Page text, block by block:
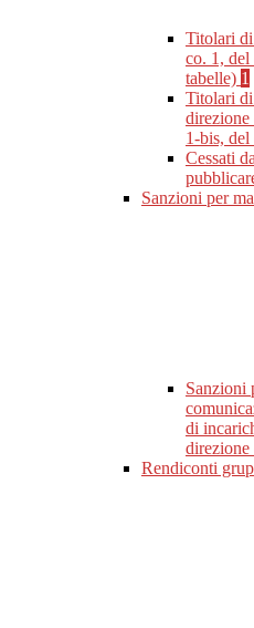
Titolari
co. 1, del
tabelle) 1
Titolari
1-bis,
Cessati
Sanzioni per
Sanzioni
di
Rendiconti